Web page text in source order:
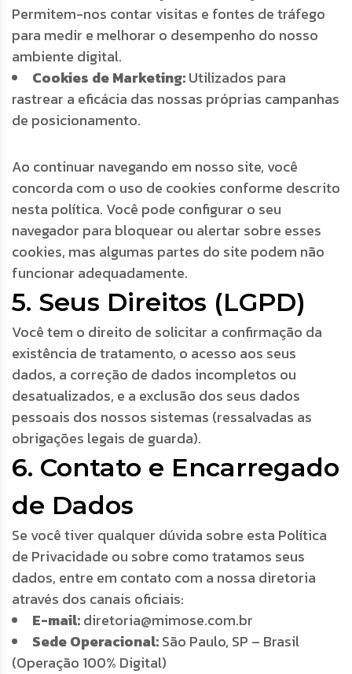
Permitem-nos contar visitas e fontes de tráfego
para medir e melhorar o desempenho do nosso
ambiente digital.
Cookies de Marketing:Utilizados para
rastrear a eficácia das nossas próprias campanhas
de posicionamento.
Ao continuar navegando em nosso site, você
concorda com o uso de cookies conforme descrito
nesta política. Você pode configurar o seu
navegador para bloquear ou alertar sobre esses
cookies, mas algumas partes do site podem não
funcionar adequadamente.
5. Seus Direitos (LGPD)
Você tem o direito de solicitar a confirmação da
existência de tratamento, o acesso aos seus
dados, a correção de dados incompletos ou
desatualizados, e a exclusão dos seus dados
pessoais dos nossos sistemas (ressalvadas as
obrigações legais de guarda).
6. Contato e Encarregado
de Dados
Se você tiver qualquer dúvida sobre esta Política
de Privacidade ou sobre como tratamos seus
dados, entre em contato com a nossa diretoria
através dos canais oficiais:
E-mail:diretoria@mimose.com.br
Sede Operacional:São Paulo, SP – Brasil
(Operação 100% Digital)